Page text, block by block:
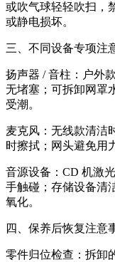
或吹气球轻轻吹扫，
或静电损坏。
三、不同设备专项注
扬声器 / 音柱：户外
无堵塞；可拆卸网罩
受潮。
麦克风：无线款清洁
时擦拭；网头避免用
音源设备：CD 机激
手触碰；存储设备清
氧化。
四、保养后恢复注意
零件归位检查：拆卸